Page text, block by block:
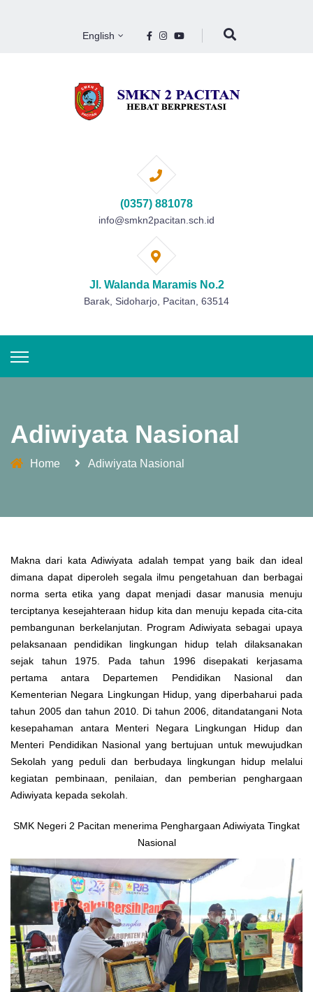
English
(0357) 881078
info@smkn2pacitan.sch.id
Jl. Walanda Maramis No.2
Barak, Sidoharjo, Pacitan, 63514
Adiwiyata Nasional
Home Adiwiyata Nasional
Makna dari kata Adiwiyata adalah tempat yang baik dan ideal
dimana dapat diperoleh segala ilmu pengetahuan dan berbagai
norma serta etika yang dapat menjadi dasar manusia menuju
terciptanya kesejahteraan hidup kita dan menuju kepada cita-cita
pembangunan berkelanjutan. Program Adiwiyata sebagai upaya
pelaksanaan pendidikan lingkungan hidup telah dilaksanakan
sejak tahun 1975. Pada tahun 1996 disepakati kerjasama
pertama antara Departemen Pendidikan Nasional dan
Kementerian Negara Lingkungan Hidup, yang diperbaharui pada
tahun 2005 dan tahun 2010. Di tahun 2006, ditandatangani Nota
kesepahaman antara Menteri Negara Lingkungan Hidup dan
Menteri Pendidikan Nasional yang bertujuan untuk mewujudkan
Sekolah yang peduli dan berbudaya lingkungan hidup melalui
kegiatan pembinaan, penilaian, dan pemberian penghargaan
Adiwiyata kepada sekolah.
SMK Negeri 2 Pacitan menerima Penghargaan Adiwiyata Tingkat
Nasional